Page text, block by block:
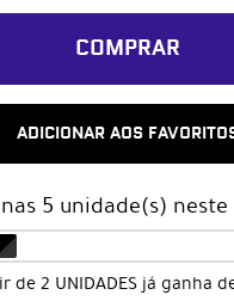
COMPRAR
ADICIONAR AOS
5 unidade(s)
de 2 UNIDADES já ganha